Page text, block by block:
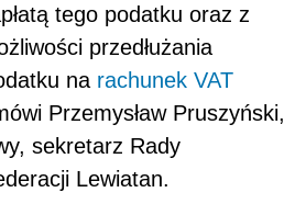
tego podatku oraz z
przedłużania
na rachunek VAT
Przemysław Pruszyński,
sekretarz Rady
Lewiatan.